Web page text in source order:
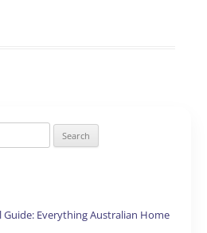
Everything Australian Home